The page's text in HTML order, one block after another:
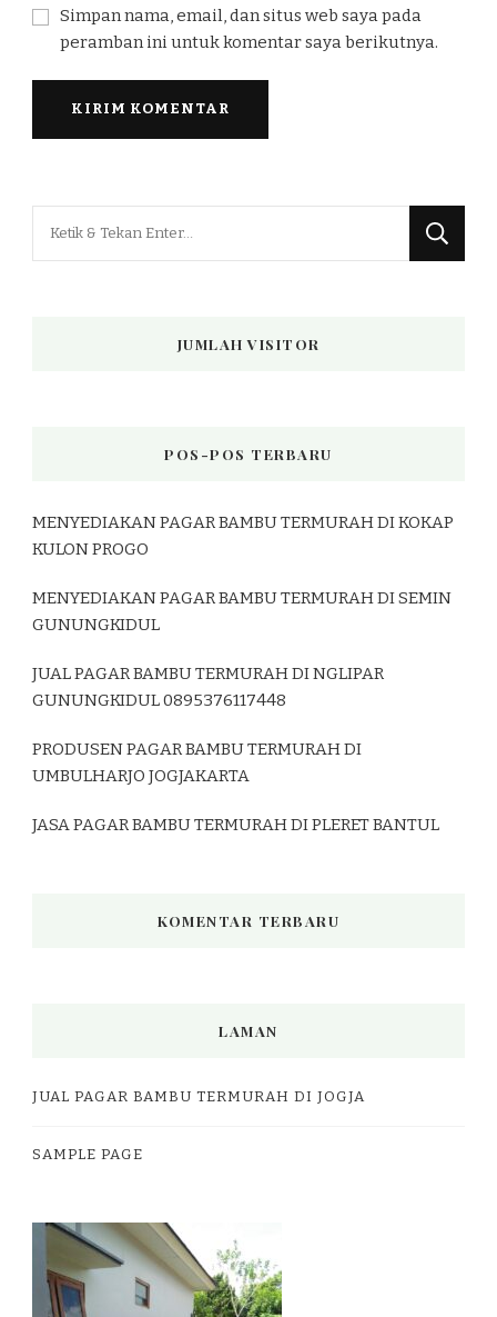
Simpan nama, email, dan situs web saya pada
peramban ini untuk komentar saya berikutnya.
JUMLAH VISITOR
POS-POS TERBARU
MENYEDIAKAN PAGAR BAMBU TERMURAH DI KOKAP
KULON PROGO
MENYEDIAKAN PAGAR BAMBU TERMURAH DI SEMIN
GUNUNGKIDUL
JUAL PAGAR BAMBU TERMURAH DI NGLIPAR
GUNUNGKIDUL 0895376117448
PRODUSEN PAGAR BAMBU TERMURAH DI
UMBULHARJO JOGJAKARTA
JASA PAGAR BAMBU TERMURAH DI PLERET BANTUL
KOMENTAR TERBARU
LAMAN
JUAL PAGAR BAMBU TERMURAH DI JOGJA
SAMPLE PAGE